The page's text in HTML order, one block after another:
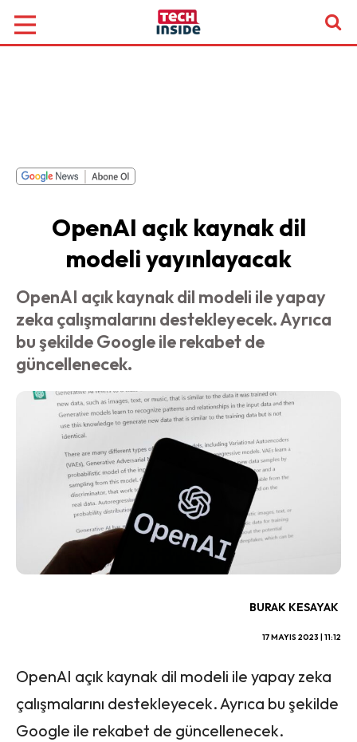
OpenAI açık kaynak dil
modeli yayınlayacak
OpenAI açık kaynak dil modeli ile yapay
zeka çalışmalarını destekleyecek. Ayrıca
bu şekilde Google ile rekabet de
güncellenecek.
BURAK KESAYAK
17 MAYIS 2023 | 11:12
OpenAI açık kaynak dil modeli ile yapay zeka
çalışmalarını destekleyecek. Ayrıca bu şekilde
Google ile rekabet de güncellenecek.